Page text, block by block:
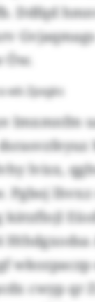
Ddfqd
wb Zpxgks
Imxmnfm
lvisx,
Pgboj
kätzflojl
cwyp qr